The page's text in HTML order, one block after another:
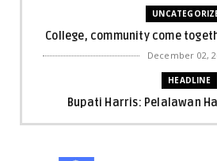
College, community come
December 02,
HEADLINE
Bupati Harris: Pelalawan
December 02,